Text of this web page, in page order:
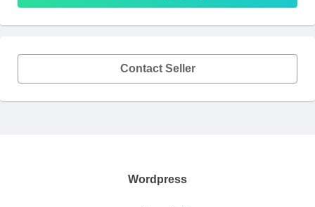
Contact Seller
Wordpress